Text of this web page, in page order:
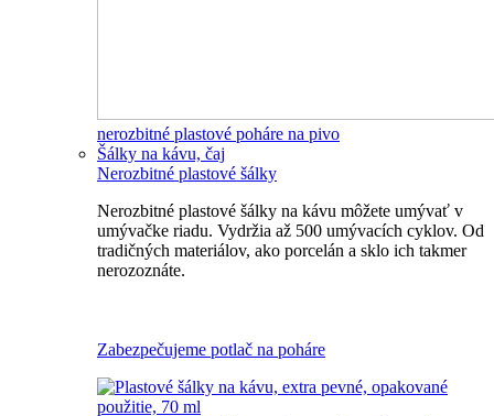
nerozbitné plastové poháre na pivo
Šálky na kávu, čaj
Nerozbitné plastové šálky
Nerozbitné plastové šálky na kávu môžete umývať v
umývačke riadu. Vydržia až 500 umývacích cyklov. Od
tradičných materiálov, ako porcelán a sklo ich takmer
nerozoznáte.
Zabezpečujeme potlač na poháre